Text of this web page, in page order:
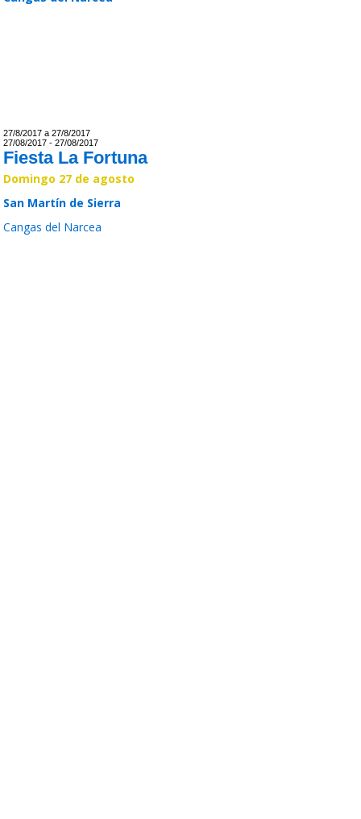
27/8/2017 a 27/8/2017
27/08/2017 - 27/08/2017
Fiesta La Fortuna
Domingo 27 de agosto
San Martín de Sierra
Cangas del Narcea